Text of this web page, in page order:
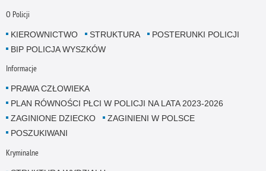
O Policji
KIEROWNICTWO STRUKTURA
POSTERUNKI POLICJI
BIP POLICJA WYSZKÓW
Informacje
PRAWA CZŁOWIEKA
PLAN RÓWNOŚCI PŁCI W POLICJI NA LATA 2023-2026
ZAGINIONE DZIECKO
ZAGINIENI W POLSCE
POSZUKIWANI
Kryminalne